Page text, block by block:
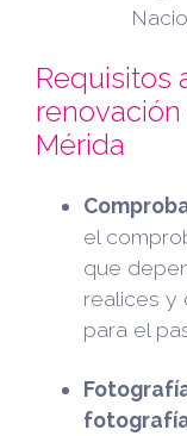
Requisitos
Mérida
el
que
realices y
para el